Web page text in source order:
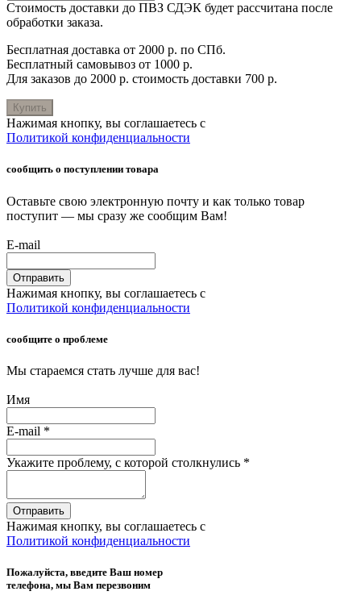
Стоимость доставки до ПВЗ СДЭК будет рассчитана после
обработки заказа.
Бесплатная доставка от 2000 р. по СПб.
Бесплатный самовывоз от 1000 р.
Для заказов до 2000 р. стоимость доставки 700 р.
Купить
Нажимая кнопку, вы соглашаетесь с
Политикой конфиденциальности
сообщить о поступлении товара
Оставьте свою электронную почту и как только товар
поступит — мы сразу же сообщим Вам!
E-mail
Отправить
Нажимая кнопку, вы соглашаетесь с
Политикой конфиденциальности
сообщите о проблеме
Мы стараемся стать лучше для вас!
Имя
E-mail *
Укажите проблему, с которой столкнулись *
Отправить
Нажимая кнопку, вы соглашаетесь с
Политикой конфиденциальности
Пожалуйста, введите Ваш номер
телефона, мы Вам перезвоним